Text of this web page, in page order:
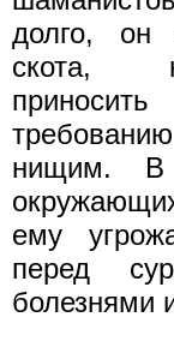
долго, он
скота,
нищим.
ему
перед
болезнями